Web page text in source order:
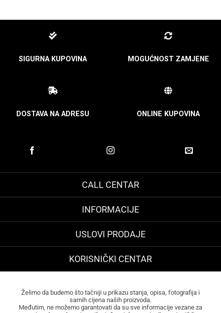
SIGURNA KUPOVINA MOGUĆNOST ZAMJENE
DOSTAVA NA ADRESU ONLINE KUPOVINA
CALL CENTAR
INFORMACIJE
USLOVI PRODAJE
KORISNIČKI CENTAR
Želimo da budemo što tačniji u prikazu stanja, opisa, fotografija i
samih cijena naših proizvoda.
Međutim, ne možemo garantovati da su sve informacije vezane za